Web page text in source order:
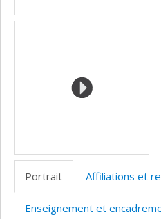
Portrait Affiliations et
Enseignement et